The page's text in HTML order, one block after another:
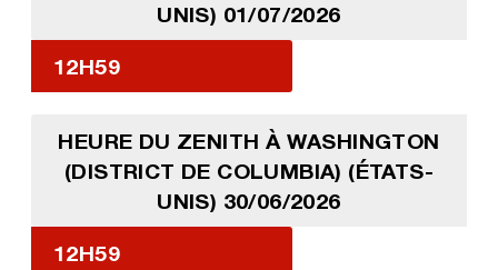
UNIS) 01/07/2026
12H59
HEURE DU ZENITH À WASHINGTON
(DISTRICT DE COLUMBIA) (ÉTATS-
UNIS) 30/06/2026
12H59